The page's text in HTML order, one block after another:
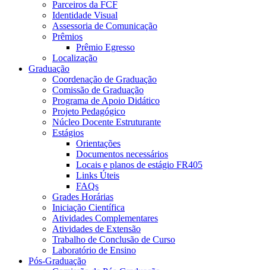
Parceiros da FCF
Identidade Visual
Assessoria de Comunicação
Prêmios
Prêmio Egresso
Localização
Graduação
Coordenação de Graduação
Comissão de Graduação
Programa de Apoio Didático
Projeto Pedagógico
Núcleo Docente Estruturante
Estágios
Orientações
Documentos necessários
Locais e planos de estágio FR405
Links Úteis
FAQs
Grades Horárias
Iniciação Científica
Atividades Complementares
Atividades de Extensão
Trabalho de Conclusão de Curso
Laboratório de Ensino
Pós-Graduação